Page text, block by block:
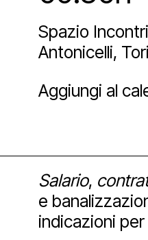
Spazio
Antonicelli,
Aggiungi al
Salario,
e
indicazioni